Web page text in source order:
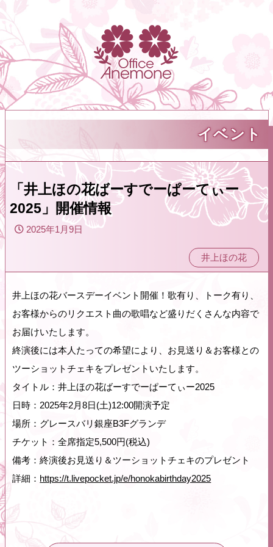
イベント
「井上ほの花ばーすでーぱーてぃー
2025」開催情報
2025年1月9日
井上ほの花
井上ほの花バースデーイベント開催！歌有り、トーク有り、
お客様からのリクエスト曲の歌唱など盛りだくさんな内容で
お届けいたします。
終演後には本人たっての希望により、お見送り＆お客様との
ツーショットチェキをプレゼントいたします。
タイトル：井上ほの花ばーすでーぱーてぃー2025
日時：2025年2月8日(土)12:00開演予定
場所：グレースバリ銀座B3Fグランデ
チケット：全席指定5,500円(税込)
備考：終演後お見送り＆ツーショットチェキのプレゼント
詳細： https://t.livepocket.jp/e/honokabirthday2025